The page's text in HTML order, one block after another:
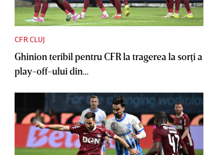
CFR CLUJ
Ghinion teribil pentru CFR la tragerea la sorţi a
play-off-ului din...